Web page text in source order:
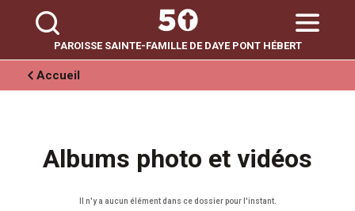
personnels
PAROISSE SAINTE-FAMILLE DE DAYE PONT HÉBERT
Accueil
Albums photo et vidéos
Il n'y a aucun élément dans ce dossier pour l'instant.